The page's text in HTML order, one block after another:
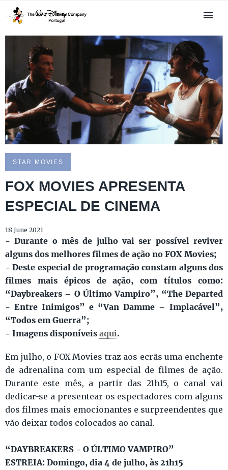
STAR MOVIES
FOX MOVIES APRESENTA
ESPECIAL DE CINEMA
18 June 2021
- Durante o mês de julho vai ser possível reviver
alguns dos melhores filmes de ação no FOX Movies;
- Deste especial de programação constam alguns dos
filmes mais épicos de ação, com títulos como:
“Daybreakers – O Último Vampiro”, “The Departed
- Entre Inimigos” e “Van Damme – Implacável”,
“Todos em Guerra”;
- Imagens disponíveisaqui.
Em julho, o FOX Movies traz aos ecrãs uma enchente
de adrenalina com um especial de filmes de ação.
Durante este mês, a partir das 21h15, o canal vai
dedicar-se a presentear os espectadores com alguns
dos filmes mais emocionantes e surpreendentes que
vão deixar todos colocados ao canal.
“DAYBREAKERS - O ÚLTIMO VAMPIRO”
ESTREIA: Domingo, dia 4 de julho, às 21h15